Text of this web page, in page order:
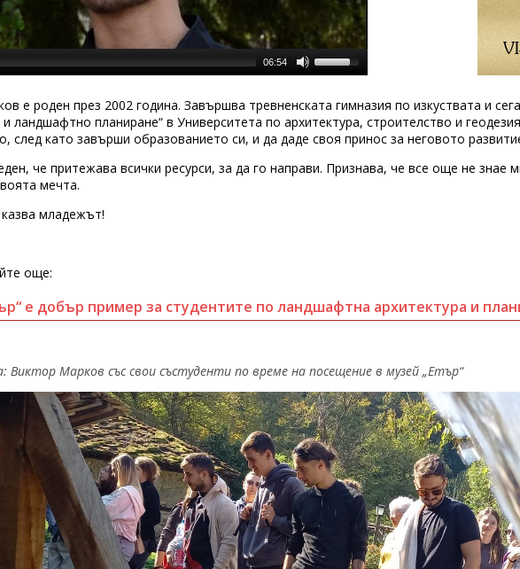
06:54
е роден през 2002 година. Завършва тревненската гимназия по изкуствата и
и ландшафтно планиране“ в Университета по архитектура, строителство и
след като завърши образованието си, и да даде своя принос за неговото
че притежава всички ресурси, за да го направи. Признава, че все още не знае
мечта.
младежът!
още:
е добър пример за студентите по ландшафтна архитектура и
Виктор Марков със свои състуденти по време на посещение в музей „Етър“